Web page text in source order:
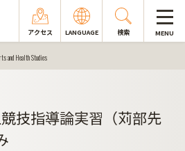
アクセス LANGUAGE 検索 MENU
and Health Studies
競技指導論実習（苅部先